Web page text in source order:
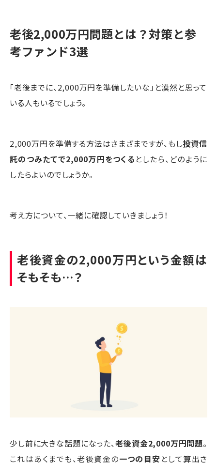
老後2,000万円問題とは？対策と参
考ファンド3選
「老後までに、2,000万円を準備したいな」と漠然と思って
いる人もいるでしょう。
2,000万円を準備する方法はさまざまですが、もし投資信
託のつみたてで2,000万円をつくる としたら、どのように
したらよいのでしょうか。
考え方について、一緒に確認していきましょう！
老後資金の2,000万円という金額は
そもそも…？
少し前に大きな話題になった、老後資金2,000万円問題。
これはあくまでも、老後資金の一つの目安 として算出さ